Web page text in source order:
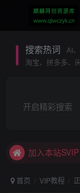
搜索热词
AI
淘宝、拼多多、
开启精彩搜索
加入本站
首页 VIP教程